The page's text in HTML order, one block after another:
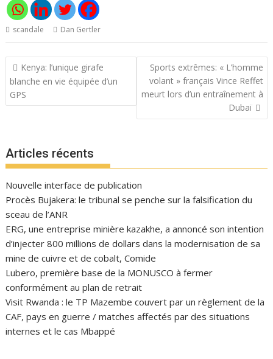
scandale Dan Gertler
Navigation
de
l’article
Kenya: l’unique girafe
blanche en vie équipée d’un
GPS
Sports extrêmes: « L’homme
volant » français Vince Reffet
meurt lors d’un entraînement à
Dubaï
Articles récents
Nouvelle interface de publication
Procès Bujakera: le tribunal se penche sur la falsification du
sceau de l’ANR
ERG, une entreprise minière kazakhe, a annoncé son intention
d’injecter 800 millions de dollars dans la modernisation de sa
mine de cuivre et de cobalt, Comide
Lubero, première base de la MONUSCO à fermer
conformément au plan de retrait
Visit Rwanda : le TP Mazembe couvert par un règlement de la
CAF, pays en guerre / matches affectés par des situations
internes et le cas Mbappé